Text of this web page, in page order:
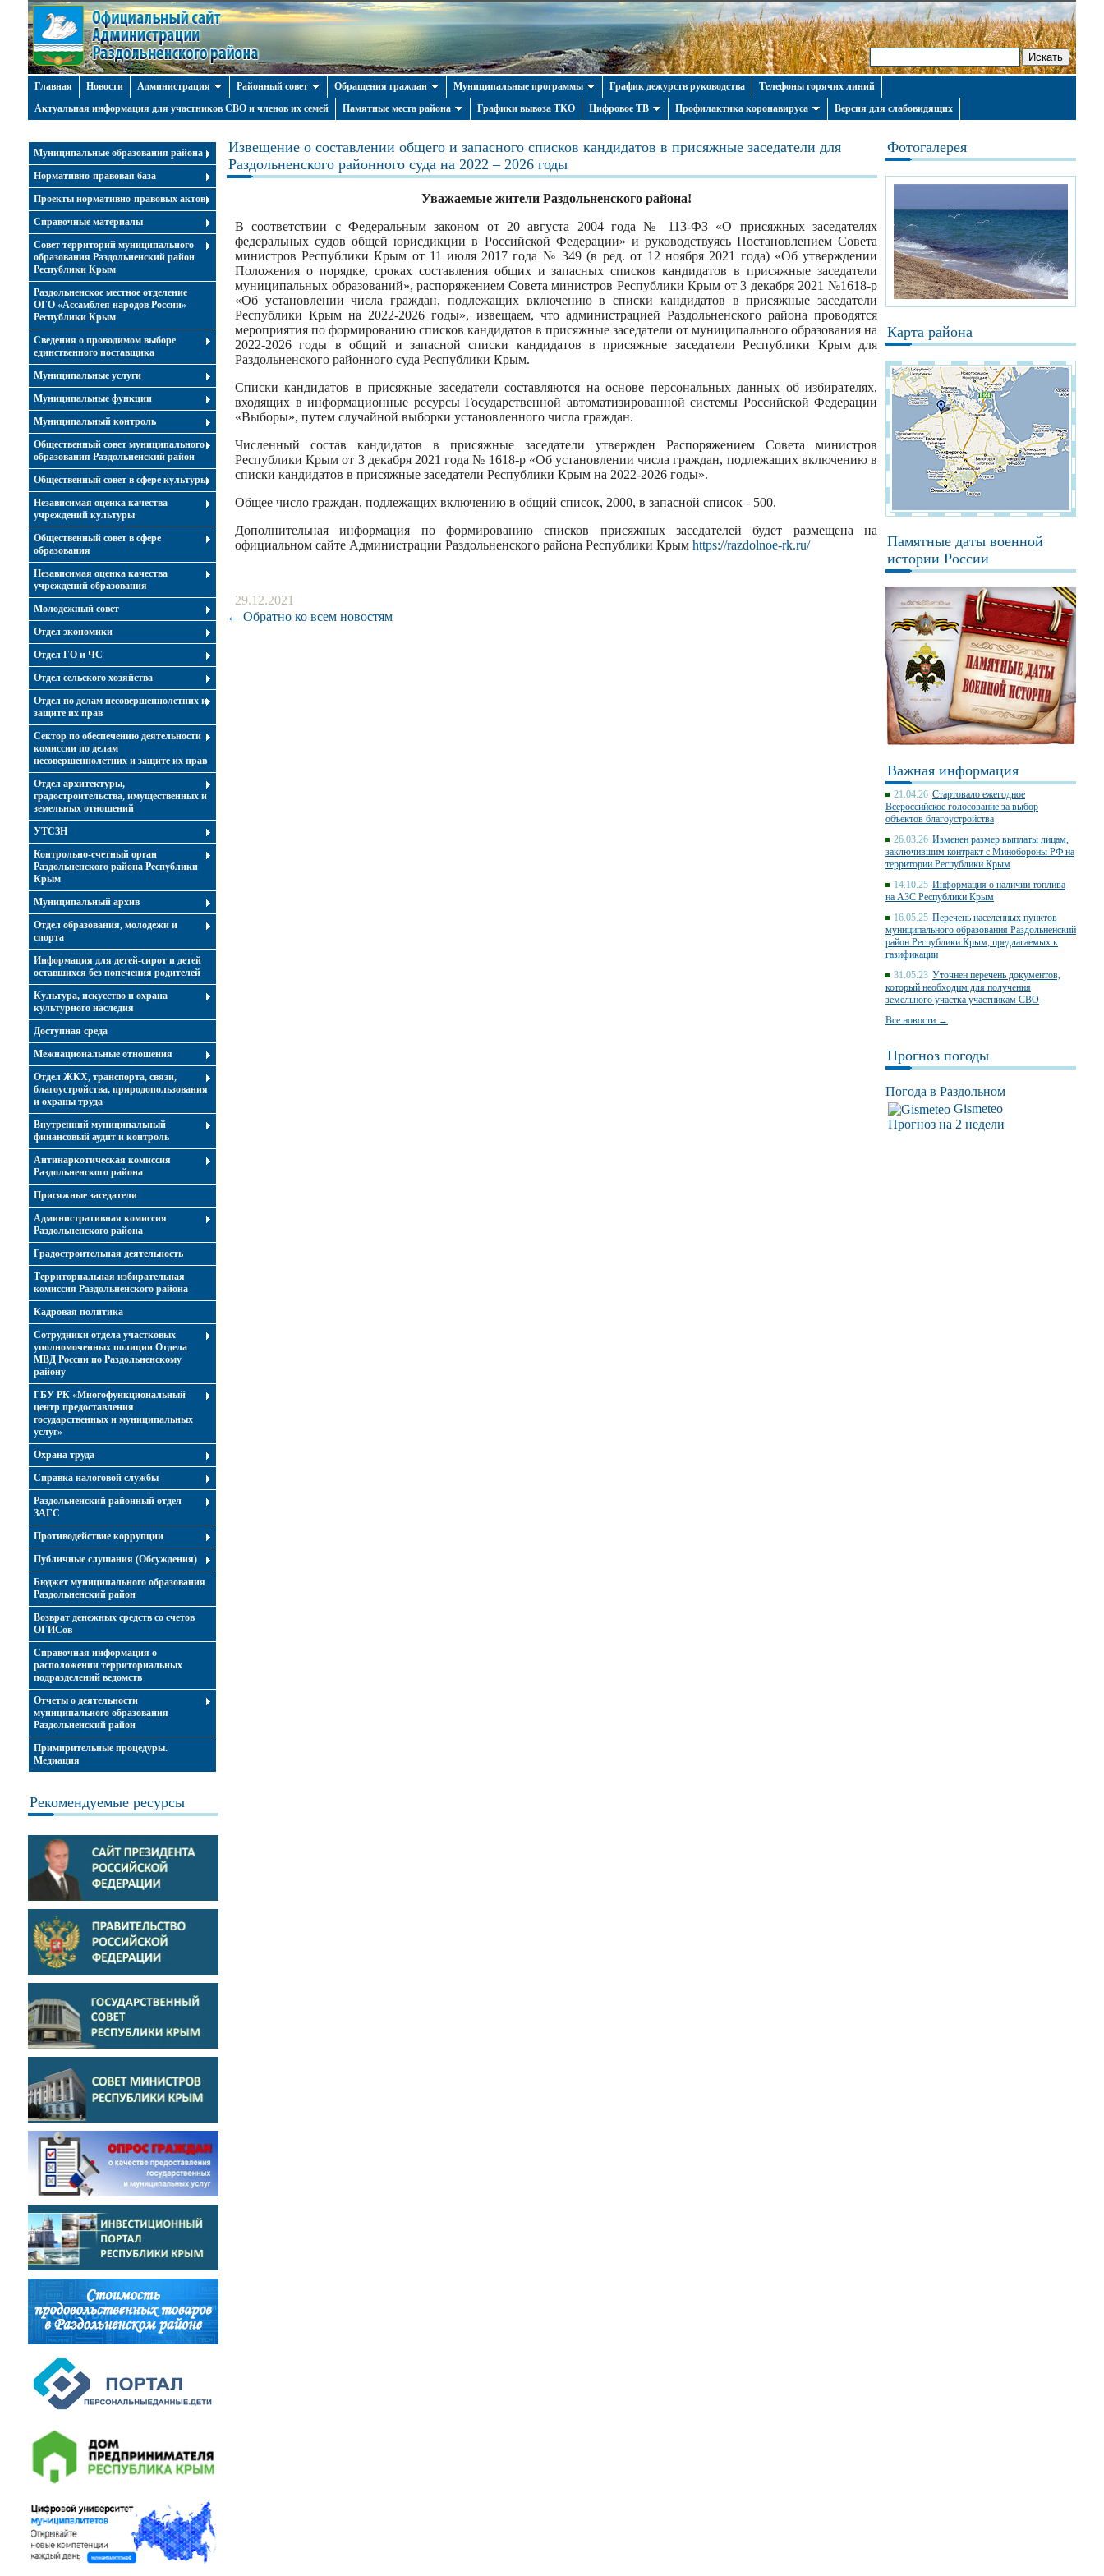
Главная Новости Администрация Районный совет Обращения граждан Муниципальные программы График дежурств руководства
Телефоны горячих линий
Актуальная информация для участников СВО и членов их семей
Памятные места района Графики вывоза ТКО Цифровое ТВ Профилактика коронавируса Версия для слабовидящих
Муниципальные образования района
Нормативно-правовая база
Проекты нормативно-правовых актов
Справочные материалы
Совет территорий муниципального
образования Раздольненский район
Республики Крым
Раздольненское местное отделение
ОГО «Ассамблея народов России»
Республики Крым
Cведения о проводимом выборе
единственного поставщика
Муниципальные услуги
Муниципальные функции
Муниципальный контроль
Общественный совет муниципального
образования Раздольненский район
Общественный совет в сфере культуры
Независимая оценка качества
учреждений культуры
Общественный совет в сфере
образования
Независимая оценка качества
учреждений образования
Молодежный совет
Отдел экономики
Отдел ГО и ЧС
Отдел сельского хозяйства
Отдел по делам несовершеннолетних и
защите их прав
Сектор по обеспечению деятельности
комиссии по делам
несовершеннолетних и защите их прав
Отдел архитектуры,
градостроительства, имущественных и
земельных отношений
УТСЗН
Контрольно-счетный орган
Раздольненского района Республики
Крым
Муниципальный архив
Отдел образования, молодежи и
спорта
Информация для детей-сирот и детей
оставшихся без попечения родителей
Культура, искусство и охрана
культурного наследия
Доступная среда
Межнациональные отношения
Отдел ЖКХ, транспорта, связи,
благоустройства, природопользования
и охраны труда
Внутренний муниципальный
финансовый аудит и контроль
Антинаркотическая комиссия
Раздольненского района
Присяжные заседатели
Административная комиссия
Раздольненского района
Градостроительная деятельность
Территориальная избирательная
комиссия Раздольненского района
Кадровая политика
Сотрудники отдела участковых
уполномоченных полиции Отдела
МВД России по Раздольненскому
району
ГБУ РК «Многофункциональный
центр предоставления
государственных и муниципальных
услуг»
Охрана труда
Справка налоговой службы
Раздольненский районный отдел
ЗАГС
Противодействие коррупции
Публичные слушания (Обсуждения)
Бюджет муниципального образования
Раздольненский район
Возврат денежных средств со счетов
ОГИСов
Справочная информация о
расположении территориальных
подразделений ведомств
Отчеты о деятельности
муниципального образования
Раздольненский район
Примирительные процедуры.
Медиация
Рекомендуемые ресурсы
Извещение о составлении общего и запасного списков кандидатов в присяжные заседатели для
Раздольненского районного суда на 2022 – 2026 годы
Уважаемые жители Раздольненского района!
В соответствии с Федеральным законом от 20 августа 2004 года № 113-ФЗ «О присяжных заседателях
федеральных судов общей юрисдикции в Российской Федерации» и руководствуясь Постановлением Совета
министров Республики Крым от 11 июля 2017 года № 349 (в ред. от 12 ноября 2021 года) «Об утверждении
Положения о порядке, сроках составления общих и запасных списков кандидатов в присяжные заседатели
муниципальных образований», распоряжением Совета министров Республики Крым от 3 декабря 2021 №1618-р
«Об установлении числа граждан, подлежащих включению в списки кандидатов в присяжные заседатели
Республики Крым на 2022-2026 годы», извещаем, что администрацией Раздольненского района проводятся
мероприятия по формированию списков кандидатов в присяжные заседатели от муниципального образования на
2022-2026 годы в общий и запасной списки кандидатов в присяжные заседатели Республики Крым для
Раздольненского районного суда Республики Крым.
Списки кандидатов в присяжные заседатели составляются на основе персональных данных об избирателях,
входящих в информационные ресурсы Государственной автоматизированной системы Российской Федерации
«Выборы», путем случайной выборки установленного числа граждан.
Численный состав кандидатов в присяжные заседатели утвержден Распоряжением Совета министров
Республики Крым от 3 декабря 2021 года № 1618-р «Об установлении числа граждан, подлежащих включению в
списки кандидатов в присяжные заседатели Республики Крым на 2022-2026 годы».
Общее число граждан, подлежащих включению в общий список, 2000, в запасной список - 500.
Дополнительная информация по формированию списков присяжных заседателей будет размещена на
официальном сайте Администрации Раздольненского района Республики Крым https://razdolnoe-rk.ru/
29.12.2021
← Обратно ко всем новостям
Фотогалерея
Карта района
Памятные даты военной
истории России
Важная информация
21.04.26 Стартовало ежегодное
Всероссийское голосование за выбор
объектов благоустройства
26.03.26 Изменен размер выплаты лицам,
заключившим контракт с Минобороны РФ на
территории Республики Крым
14.10.25 Информация о наличии топлива
на АЗС Республики Крым
16.05.25 Перечень населенных пунктов
муниципального образования Раздольненский
район Республики Крым, предлагаемых к
газификации
31.05.23 Уточнен перечень документов,
который необходим для получения
земельного участка участникам СВО
Все новости →
Прогноз погоды
Погода в Раздольном
Gismeteo
Прогноз на 2 недели